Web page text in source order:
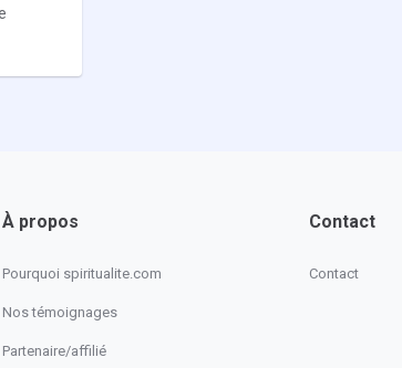
À propos
Pourquoi spiritualite.com
Nos témoignages
Partenaire/affilié
Contact
Contact